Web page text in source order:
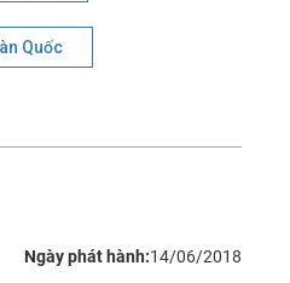
Quốc
Ngày phát hành:14/06/2018